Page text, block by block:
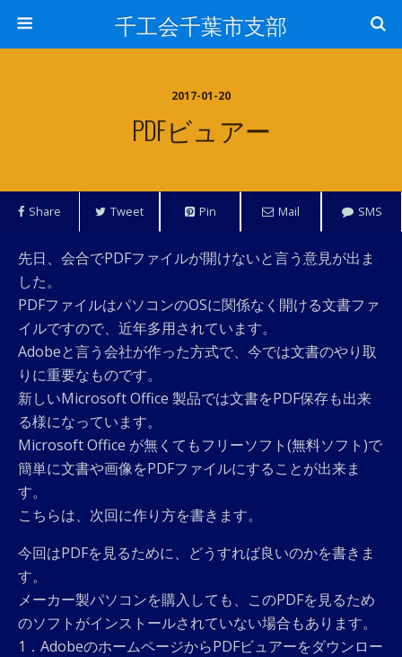
千工会千葉市支部
2017-01-20
PDFビュアー
Share Tweet Pin Mail SMS
先日、会合でPDFファイルが開けないと言う意見が出ま
した。
PDFファイルはパソコンのOSに関係なく開ける文書ファ
イルですので、近年多用されています。
Adobeと言う会社が作った方式で、今では文書のやり取
りに重要なものです。
新しいMicrosoft Office 製品では文書をPDF保存も出来
る様になっています。
Microsoft Office が無くてもフリーソフト(無料ソフト)で
簡単に文書や画像をPDFファイルにすることが出来ま
す。
こちらは、次回に作り方を書きます。
今回はPDFを見るために、どうすれば良いのかを書きま
す。
メーカー製パソコンを購入しても、このPDFを見るため
のソフトがインストールされていない場合もあります。
1．AdobeのホームページからPDFビュアーをダウンロー